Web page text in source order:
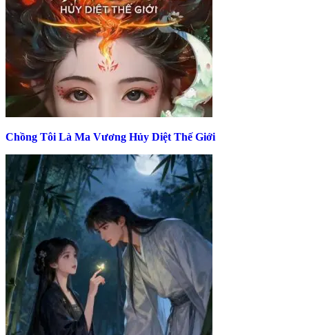
Chồng Tôi Là Ma Vương Hủy Diệt Thế Giới